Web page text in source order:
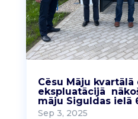
Cēsu Māju
ekspluatācijā
māju Siguldas ielā
Sep 3, 2025